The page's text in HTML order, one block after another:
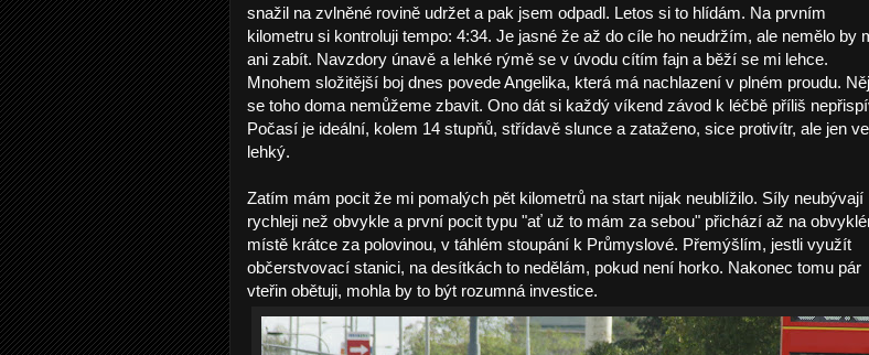
snažil na zvlněné rovině udržet a pak jsem odpadl. Letos si to hlídám. Na prvním
kilometru si kontroluji tempo: 4:34. Je jasné že až do cíle ho neudržím, ale nemělo by
ani zabít. Navzdory únavě a lehké rýmě se v úvodu cítím fajn a běží se mi lehce.
Mnohem složitější boj dnes povede Angelika, která má nachlazení v plném proudu.
se toho doma nemůžeme zbavit. Ono dát si každý víkend závod k léčbě příliš
Počasí je ideální, kolem 14 stupňů, střídavě slunce a zataženo, sice protivítr, ale jen
lehký.
Zatím mám pocit že mi pomalých pět kilometrů na start nijak neublížilo. Síly neubývají
rychleji než obvykle a první pocit typu "ať už to mám za sebou" přichází až na
místě krátce za polovinou, v táhlém stoupání k Průmyslové. Přemýšlím, jestli využít
občerstvovací stanici, na desítkách to nedělám, pokud není horko. Nakonec tomu pár
vteřin obětuji, mohla by to být rozumná investice.